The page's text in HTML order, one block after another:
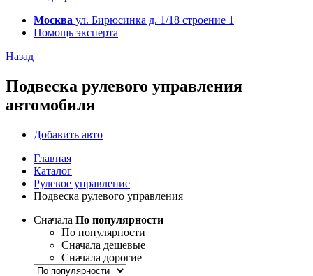
Москва ул. Бирюсинка д. 1/18 строение 1
Помощь эксперта
Назад
Подвеска рулевого управления
автомобиля
Добавить авто
Главная
Каталог
Рулевое управление
Подвеска рулевого управления
Сначала По популярности
По популярности
Сначала дешевые
Сначала дорогие